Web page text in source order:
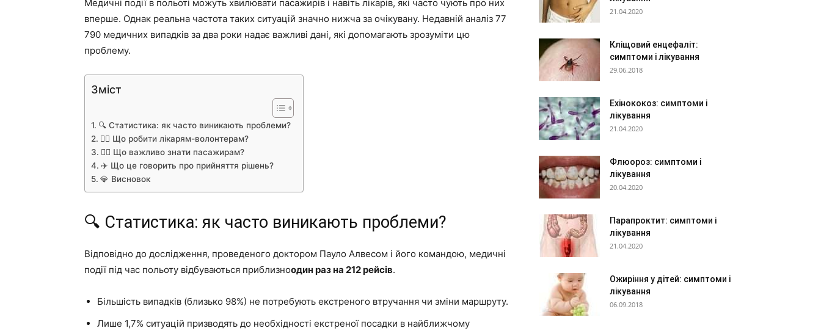
Медичні події в польоті можуть хвилювати пасажирів і навіть лікарів, які часто чують про них
вперше. Однак реальна частота таких ситуацій значно нижча за очікувану. Недавній аналіз 77
790 медичних випадків за два роки надає важливі дані, які допомагають зрозуміти цю
проблему.
Зміст
🔍 Статистика: як часто виникають проблеми?
👨‍⚕️ Що робити лікарям-волонтерам?
🧑‍✈️ Що важливо знати пасажирам?
✈️ Що це говорить про прийняття рішень?
💎 Висновок
🔍 Статистика: як часто виникають проблеми?
Відповідно до дослідження, проведеного доктором Пауло Алвесом і його командою, медичні
події під час польоту відбуваються приблизноодин раз на 212 рейсів.
Більшість випадків (близько 98%) не потребують екстреного втручання чи зміни маршруту.
Лише 1,7% ситуацій призводять до необхідності екстреної посадки в найближчому
21.04.2020
Кліщовий енцефаліт:
симптоми і лікування
29.06.2018
Ехінококоз: симптоми і
лікування
21.04.2020
Флюороз: симптоми і
лікування
20.04.2020
Парапроктит: симптоми і
лікування
21.04.2020
Ожиріння у дітей: симптоми і
лікування
06.09.2018